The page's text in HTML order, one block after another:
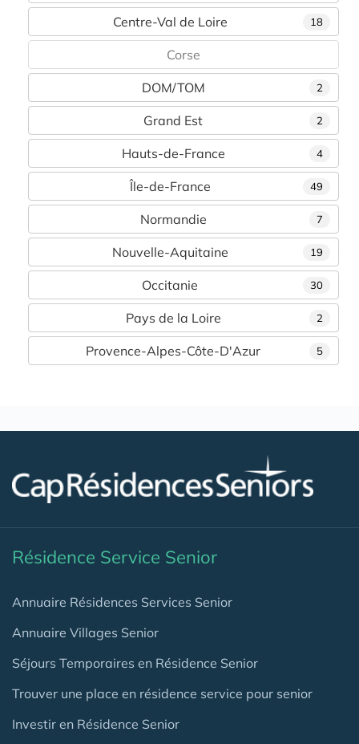
18
Centre-Val de Loire
Corse
2
DOM/TOM
2
Grand Est
4
Hauts-de-France
49
Île-de-France
7
Normandie
19
Nouvelle-Aquitaine
30
Occitanie
2
Pays de la Loire
5
Provence-Alpes-Côte-D'Azur
Résidence Service Senior
Annuaire Résidences Services Senior
Annuaire Villages Senior
Séjours Temporaires en Résidence Senior
Trouver une place en résidence service pour senior
Investir en Résidence Senior